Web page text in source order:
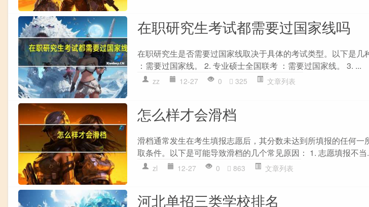
在职研究生考试都需要过国家线吗
在职研究生是否需要过国家线取决于具体的考试类型。以下是几
：需要过国家线。 2. 专业硕士全国联考 ：需要过国家线。 3. ...
zz 12-27 0 325 文章列表
怎么样才会滑档
滑档通常发生在考生填报志愿后，其分数未达到所填报的任何
取条件。以下是可能导致滑档的几个常见原因： 1. 志愿填报不当
zl 12-27 0 863 文章列表
河北单招三类学校排名